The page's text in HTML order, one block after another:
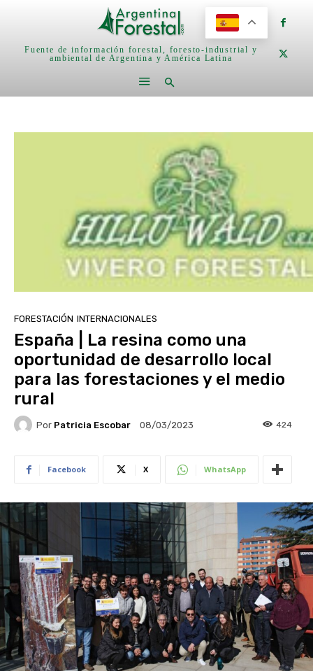
Fuente de información forestal, foresto-industrial y
ambiental de Argentina y América Latina
FORESTACIÓN INTERNACIONALES
España | La resina como una
oportunidad de desarrollo local
para las forestaciones y el medio
rural
Por Patricia Escobar 08/03/2023 424
Facebook X WhatsApp